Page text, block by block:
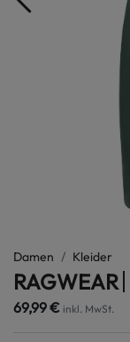
Damen Kleider
RAGWEAR
69,99 € inkl. MwSt.